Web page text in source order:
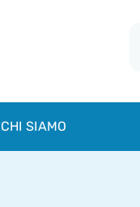
CHI SIAMO